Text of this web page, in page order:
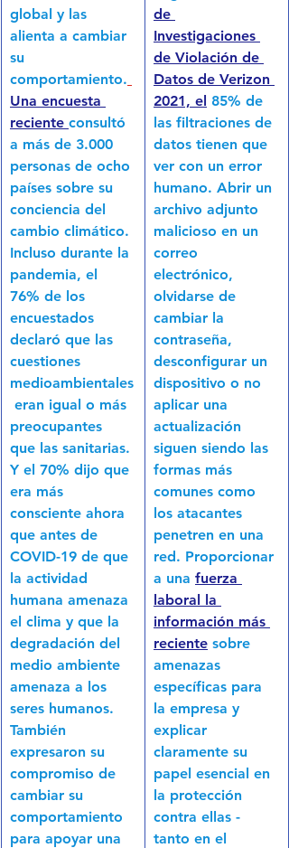
global y las
alienta a cambiar
su
comportamiento.
Una encuesta
reciente consultó
a más de 3.000
personas de ocho
países sobre su
conciencia del
cambio climático.
Incluso durante la
pandemia, el
76% de los
encuestados
declaró que las
cuestiones
medioambientales
eran igual o más
preocupantes
que las sanitarias.
Y el 70% dijo que
era más
consciente ahora
que antes de
COVID-19 de que
la actividad
humana amenaza
el clima y que la
degradación del
medio ambiente
amenaza a los
seres humanos.
También
expresaron su
compromiso de
cambiar su
comportamiento
para apoyar una
de
Investigaciones
de Violación de
Datos de Verizon
2021, el 85% de
las filtraciones de
datos tienen que
ver con un error
humano. Abrir un
archivo adjunto
malicioso en un
correo
electrónico,
olvidarse de
cambiar la
contraseña,
desconfigurar un
dispositivo o no
aplicar una
actualización
siguen siendo las
formas más
comunes como
los atacantes
penetren en una
red. Proporcionar
a una fuerza
laboral la
información más
reciente sobre
amenazas
específicas para
la empresa y
explicar
claramente su
papel esencial en
la protección
contra ellas -
tanto en el